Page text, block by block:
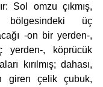
Sol omzu çıkmış,
bölgesindeki üç
-on bir yerden-,
yerden-, köprücük
kırılmış; dahası,
giren çelik çubuk,